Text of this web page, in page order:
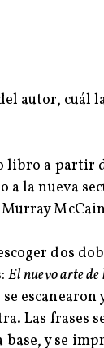
autor, cuál
libro a partir
la nueva
dos
El nuevo arte
Las frases
y se